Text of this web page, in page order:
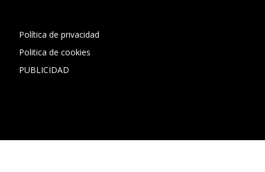
Política de privacidad
Politica de cookies
PUBLICIDAD